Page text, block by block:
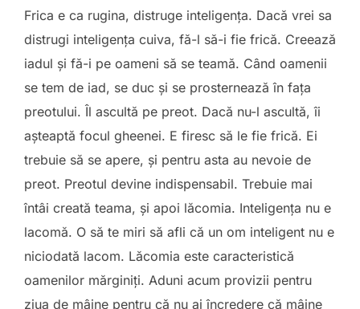
Frica e ca rugina, distruge inteligența. Dacă vrei sa
distrugi inteligența cuiva, fă-l să-i fie frică. Creează
iadul și fă-i pe oameni să se teamă. Când oamenii
se tem de iad, se duc și se prosternează în fața
preotului. Îl ascultă pe preot. Dacă nu-l ascultă, îi
așteaptă focul gheenei. E firesc să le fie frică. Ei
trebuie să se apere, și pentru asta au nevoie de
preot. Preotul devine indispensabil. Trebuie mai
întâi creată teama, și apoi lăcomia. Inteligența nu e
lacomă. O să te miri să afli că un om inteligent nu e
niciodată lacom. Lăcomia este caracteristică
oamenilor mărginiți. Aduni acum provizii pentru
ziua de mâine pentru că nu ai încredere că mâine